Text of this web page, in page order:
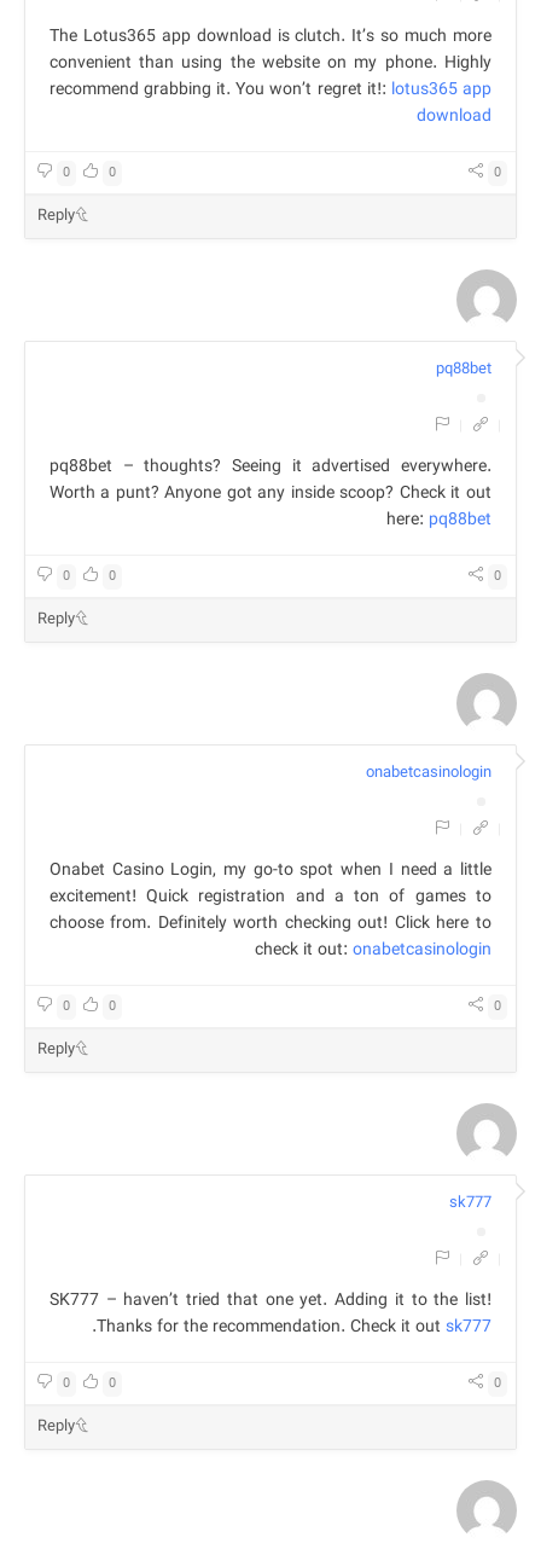
The Lotus365 app download is clutch. It’s so much more
convenient than using the website on my phone. Highly
recommend grabbing it. You won’t regret it!: lotus365 app
download
0
0 0
Reply
pq88bet
pq88bet – thoughts? Seeing it advertised everywhere.
Worth a punt? Anyone got any inside scoop? Check it out
here: pq88bet
0
0 0
Reply
onabetcasinologin
Onabet Casino Login, my go-to spot when I need a little
excitement! Quick registration and a ton of games to
choose from. Definitely worth checking out! Click here to
check it out: onabetcasinologin
0
0 0
Reply
sk777
SK777 – haven’t tried that one yet. Adding it to the list!
Thanks for the recommendation. Check it out sk777
.
0
0 0
Reply